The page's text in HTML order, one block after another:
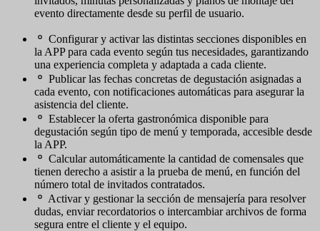
evento directamente desde su perfil de usuario.
Configurar y activar las distintas secciones disponibles en
la APP para cada evento según tus necesidades, garantizando
una experiencia completa y adaptada a cada cliente.
Publicar las fechas concretas de degustación asignadas a
cada evento, con notificaciones automáticas para asegurar la
asistencia del cliente.
Establecer la oferta gastronómica disponible para
degustación según tipo de menú y temporada, accesible desde
la APP.
Calcular automáticamente la cantidad de comensales que
tienen derecho a asistir a la prueba de menú, en función del
número total de invitados contratados.
Activar y gestionar la sección de mensajería para resolver
dudas, enviar recordatorios o intercambiar archivos de forma
segura entre el cliente y el equipo.